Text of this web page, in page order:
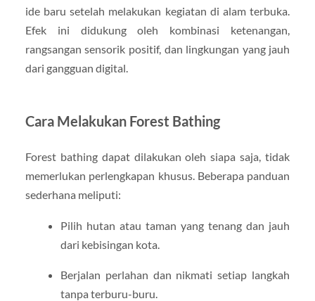
ide baru setelah melakukan kegiatan di alam terbuka.
Efek ini didukung oleh kombinasi ketenangan,
rangsangan sensorik positif, dan lingkungan yang jauh
dari gangguan digital.
Cara Melakukan Forest Bathing
Forest bathing dapat dilakukan oleh siapa saja, tidak
memerlukan perlengkapan khusus. Beberapa panduan
sederhana meliputi:
Pilih hutan atau taman yang tenang dan jauh
dari kebisingan kota.
Berjalan perlahan dan nikmati setiap langkah
tanpa terburu-buru.